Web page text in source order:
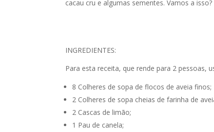
cacau cru e algumas sementes. Vamos a isso?
INGREDIENTES:
Para esta receita, que rende para 2 pessoas,
8 Colheres de sopa de flocos de aveia finos;
2 Colheres de sopa cheias de farinha de
2 Cascas de limão;
1 Pau de canela;